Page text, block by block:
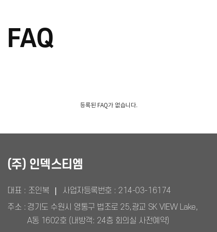
FAQ
등록된 FAQ가 없습니다.
(주) 인덱스티엠
대표 : 조인복 사업자등록번호 : 214-03-16174
주소 : 경기도 수원시 영통구 법조로 25,광교 SK VIEW Lake,
A동 1602호 (내방객: 24층 회의실 사전예약)